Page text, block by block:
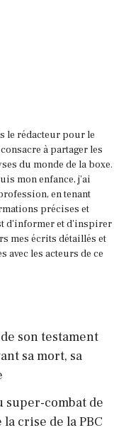
le rédacteur pour le
à partager les
du monde de la boxe.
mon enfance, j'ai
en tenant
précises et
d'informer et d'inspirer
mes écrits détaillés et
avec les acteurs de ce
son testament
sa mort, sa
super-combat de
crise de la PBC